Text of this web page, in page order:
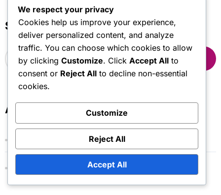
Søk
S
e
f
r
Arkiv
We respect your privacy
Cookies help us improve your experience,
deliver personalized content, and analyze
traffic. You can choose which cookies to allow
by clicking Customize. Click Accept All to
consent or Reject All to decline non-essential
cookies.
Customize
Reject All
Accept All